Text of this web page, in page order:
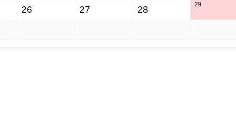
26 27 28 29